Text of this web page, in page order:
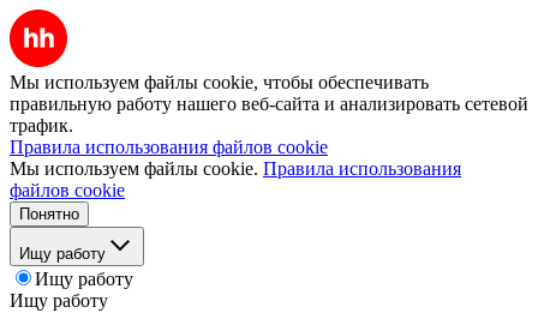
Мы используем файлы cookie, чтобы обеспечивать
правильную работу нашего веб-сайта и анализировать сетевой
трафик.
Правила использования файлов cookie
Мы используем файлы cookie. Правила использования
файлов cookie
Понятно
Ищу работу
Ищу работу
Ищу работу